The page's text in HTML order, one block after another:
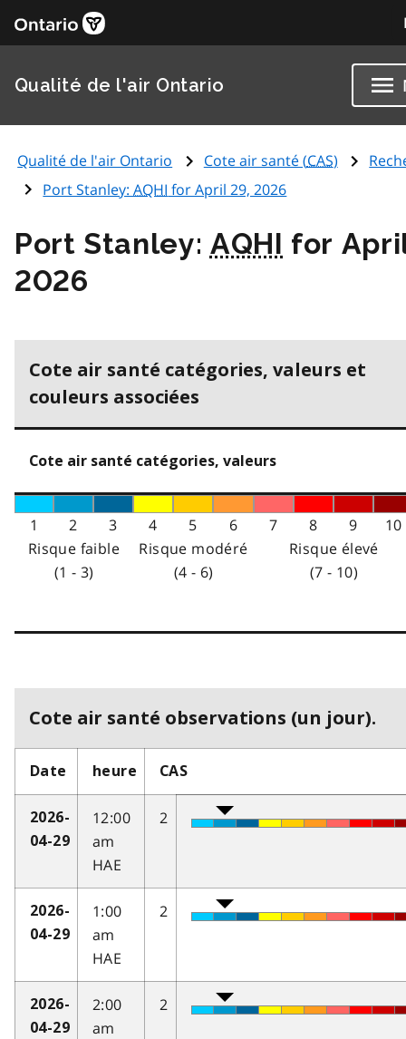
Qualité de l'air Ontario
Qualité de l'air Ontario Cote air santé (CAS)
Port Stanley:AQHI for April 29, 2026
Port Stanley: AQHI for
2026
Cote air santé catégories, valeurs et
couleurs associées
Cote air santé catégories, valeurs
1 2 3 4 5 6 7 8 9
10
Risque faible
(1 - 3)
Risque modéré
(4 - 6)
Risque élevé
(7 - 10)
Cote air santé observations (un jour).
Date heure CAS
2026-
04-29
12:00
am
HAE
2
2026-
04-29
1:00
am
HAE
2
2026-
04-29
2:00
am
2